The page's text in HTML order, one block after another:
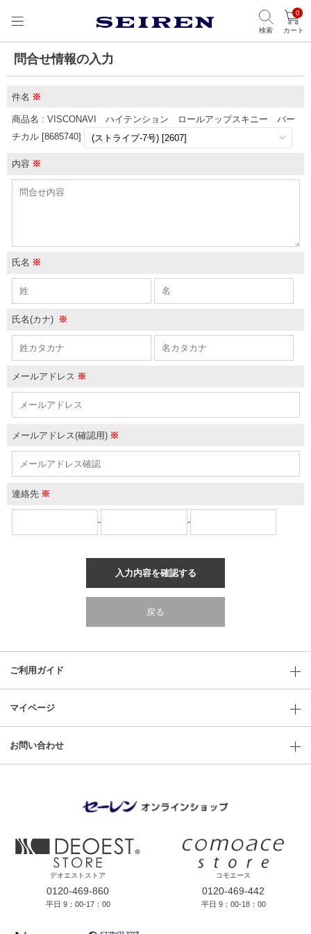
検索
0
カート
問合せ情報の入力
件名 ※
商品名 : VISCONAVI ハイテンション ロールアップスキニー バー
チカル [8685740]
内容 ※
氏名 ※
氏名(カナ) ※
メールアドレス ※
メールアドレス(確認用) ※
連絡先 ※
- -
入力内容を確認する
戻る
ご利用ガイド
マイページ
お問い合わせ
デオエストストア
0120-469-860
平日 9：00-17：00
コモエース
0120-469-442
平日 9：00-18：00